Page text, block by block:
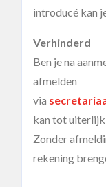
introducé kan
Verhinderd
Ben je na
afmelden
via
kan tot uiterlijk
Zonder
rekening